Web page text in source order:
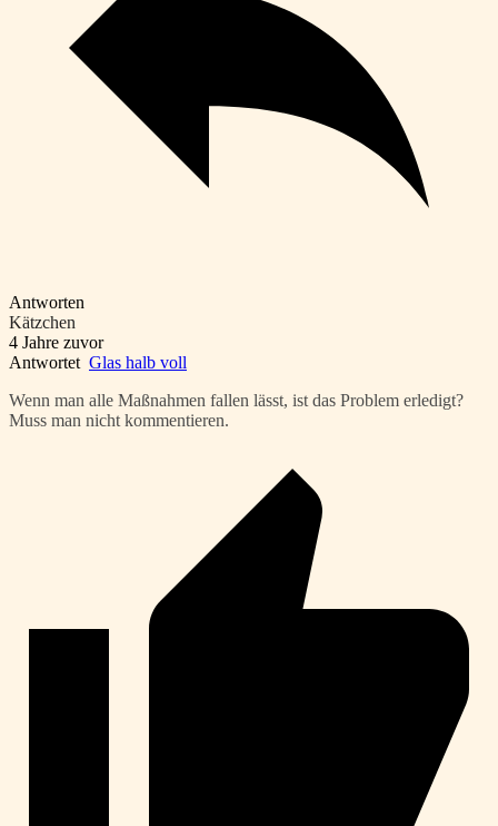
Antworten
Kätzchen
4 Jahre zuvor
Antwortet Glas halb voll
Wenn man alle Maßnahmen fallen lässt, ist das Problem erledigt?
Muss man nicht kommentieren.